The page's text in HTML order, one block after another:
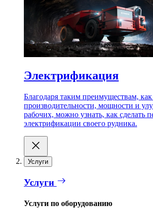
Электрификация
Благодаря таким преимуществам,
производительности, мощности и
рабочих, можно узнать, как сделать
электрификации своего рудника.
Услуги
Услуги
Услуги по оборудованию